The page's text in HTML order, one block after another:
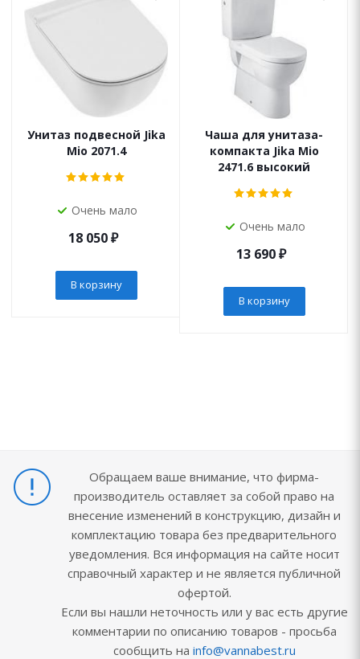
Унитаз подвесной Jika
Mio 2071.4
Очень мало
18 050₽
В корзину
Чаша для унитаза-
компакта Jika Mio
2471.6 высокий
Очень мало
13 690₽
В корзину
Обращаем ваше внимание, что фирма-
производитель оставляет за собой право на
внесение изменений в конструкцию, дизайн и
комплектацию товара без предварительного
уведомления. Вся информация на сайте носит
справочный характер и не является публичной
офертой.
Если вы нашли неточность или у вас есть другие
комментарии по описанию товаров - просьба
сообщить на info@vannabest.ru